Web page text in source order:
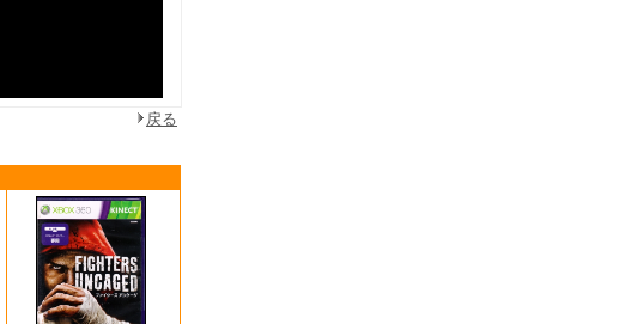
戻る